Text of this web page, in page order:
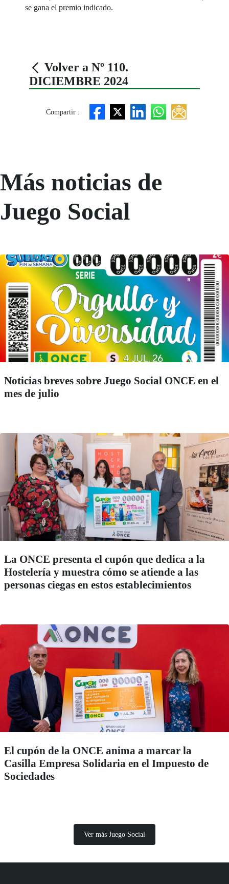
se gana el premio indicado.
Volver a Nº 110.
DICIEMBRE 2024
Compartir :
Más noticias de
Juego Social
Noticias breves sobre Juego Social ONCE en el
mes de julio
La ONCE presenta el cupón que dedica a la
Hostelería y muestra cómo se atiende a las
personas ciegas en estos establecimientos
El cupón de la ONCE anima a marcar la
Casilla Empresa Solidaria en el Impuesto de
Sociedades
Ver más Juego Social